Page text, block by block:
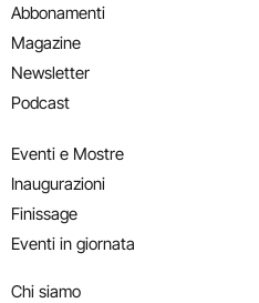
Abbonamenti
Magazine
Newsletter
Podcast
Eventi e Mostre
Inaugurazioni
Finissage
Eventi in giornata
Chi siamo